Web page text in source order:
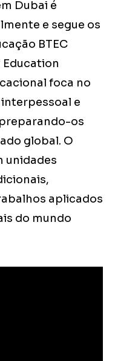
Dubai é
e segue os
BTEC
Education
foca no
e
os
global. O
unidades
aplicados
do mundo